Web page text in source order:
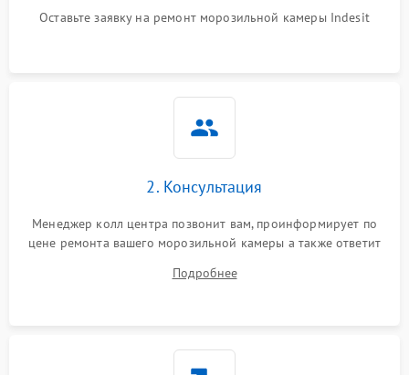
Оставьте заявку на ремонт морозильной камеры Indesit
2. Консультация
Менеджер колл центра позвонит вам, проинформирует по
цене ремонта вашего морозильной камеры а также ответит
Подробнее